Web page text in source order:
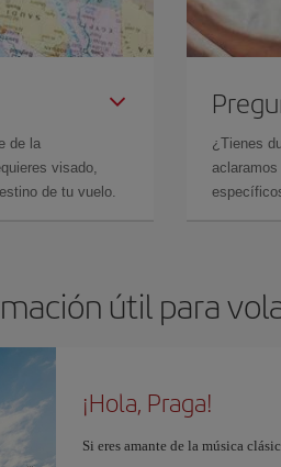
de la
visado,
de tu vuelo.
¿Tienes
útil para
¡Hola, Praga!
Si eres amante de la música